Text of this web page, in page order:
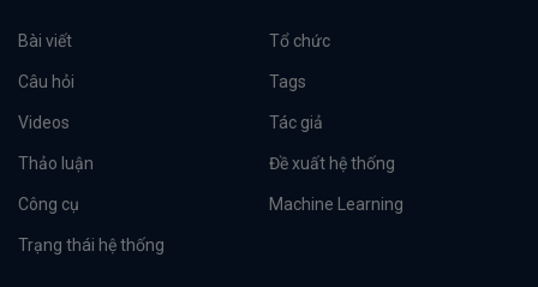
Bài viết Tổ chức
Câu hỏi Tags
Videos Tác giả
Thảo luận Đề xuất hệ thống
Công cụ Machine Learning
Trạng thái hệ thống